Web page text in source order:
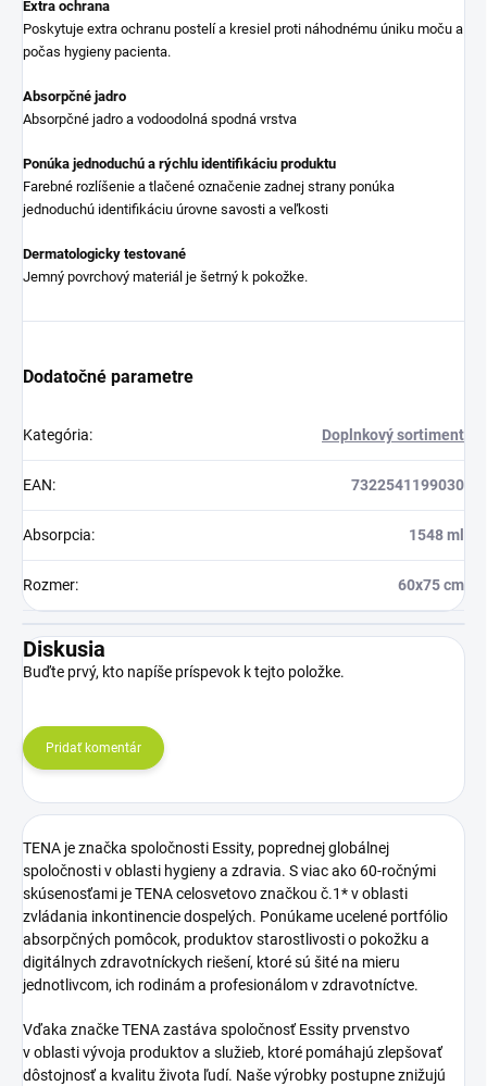
Extra ochrana
Poskytuje extra ochranu postelí a kresiel proti náhodnému úniku moču a
počas hygieny pacienta.
Absorpčné jadro
Absorpčné jadro a vodoodolná spodná vrstva
Ponúka jednoduchú a rýchlu identifikáciu produktu
Farebné rozlíšenie a tlačené označenie zadnej strany ponúka
jednoduchú identifikáciu úrovne savosti a veľkosti
Dermatologicky testované
Jemný povrchový materiál je šetrný k pokožke.
Dodatočné parametre
Kategória: Doplnkový sortiment
EAN: 7322541199030
Absorpcia: 1548 ml
Rozmer: 60x75 cm
Diskusia
Buďte prvý, kto napíše príspevok k tejto položke.
Pridať komentár
TENA je značka spoločnosti Essity, poprednej globálnej
spoločnosti v oblasti hygieny a zdravia. S viac ako 60-ročnými
skúsenosťami je TENA celosvetovo značkou č.1* v oblasti
zvládania inkontinencie dospelých. Ponúkame ucelené portfólio
absorpčných pomôcok, produktov starostlivosti o pokožku a
digitálnych zdravotníckych riešení, ktoré sú šité na mieru
jednotlivcom, ich rodinám a profesionálom v zdravotníctve.
Vďaka značke TENA zastáva spoločnosť Essity prvenstvo
v oblasti vývoja produktov a služieb, ktoré pomáhajú zlepšovať
dôstojnosť a kvalitu života ľudí. Naše výrobky postupne znižujú